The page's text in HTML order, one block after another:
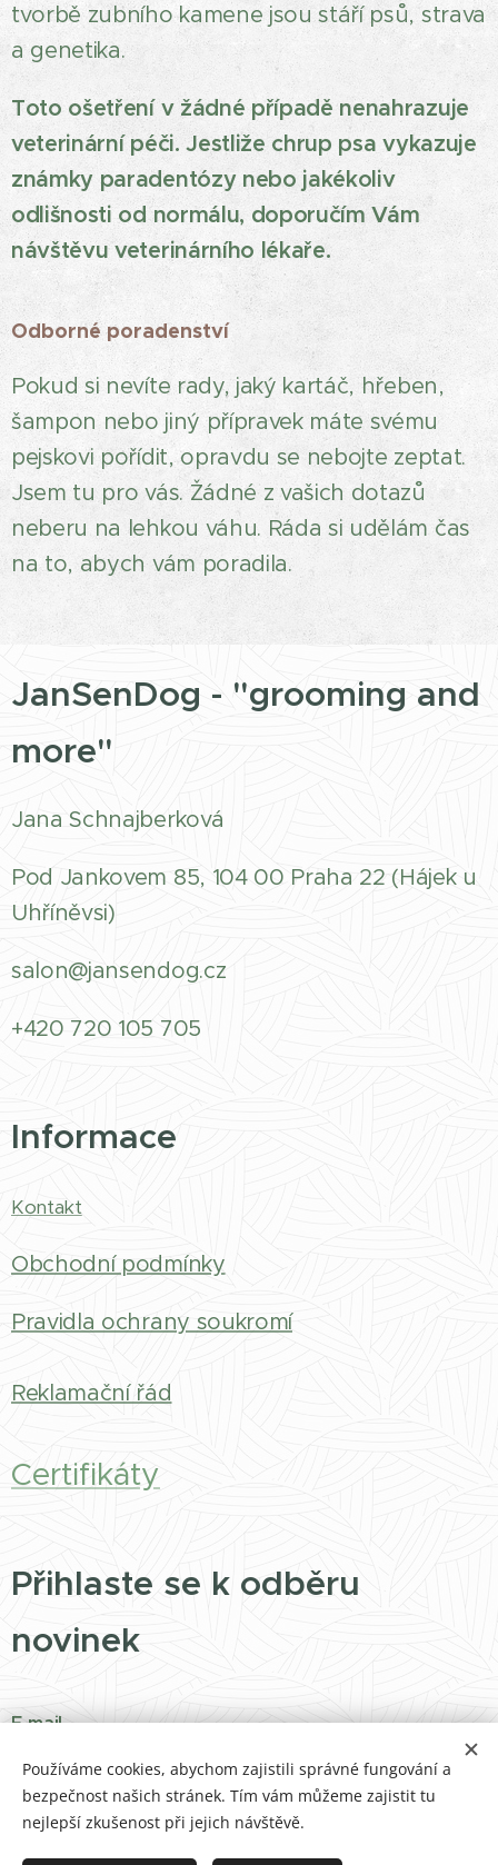
tvorbě zubního kamene jsou stáří psů, strava
a genetika.
Toto ošetření v žádné případě nenahrazuje
veterinární péči. Jestliže chrup psa vykazuje
známky paradentózy nebo jakékoliv
odlišnosti od normálu, doporučím Vám
návštěvu veterinárního lékaře.
Odborné poradenství
Pokud si nevíte rady, jaký kartáč, hřeben,
šampon nebo jiný přípravek máte svému
pejskovi pořídit, opravdu se nebojte zeptat.
Jsem tu pro vás. Žádné z vašich dotazů
neberu na lehkou váhu. Ráda si udělám čas
na to, abych vám poradila.
JanSenDog - "grooming and
more"
Jana Schnajberková
Pod Jankovem 85, 104 00 Praha 22 (Hájek u
Uhříněvsi)
salon@jansendog.cz
+420 720 105 705
Informace
Kontakt
Obchodní podmínky
Pravidla ochrany soukromí
Reklamační řád
Certifikáty
Přihlaste se k odběru
novinek
E-mail
Přihlásit k odběru
Používáme cookies, abychom zajistili správné fungování a
bezpečnost našich stránek. Tím vám můžeme zajistit tu
nejlepší zkušenost při jejich návštěvě.